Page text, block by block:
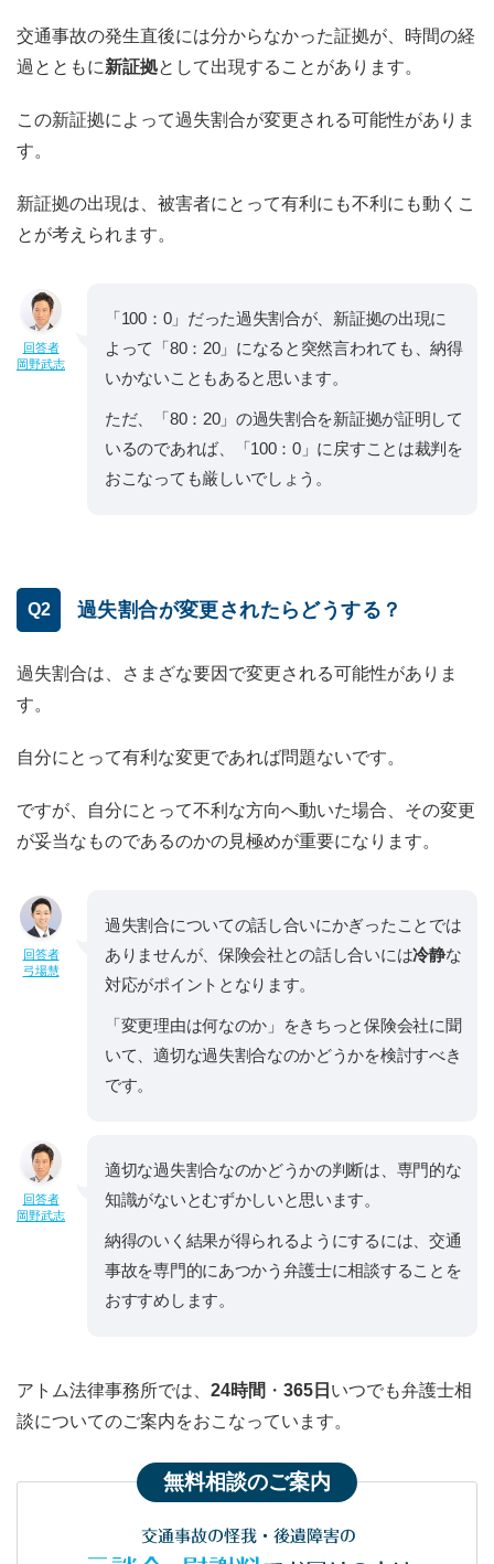
交通事故の発生直後には分からなかった証拠が、時間の経
過とともに新証拠として出現することがあります。
この新証拠によって過失割合が変更される可能性がありま
す。
新証拠の出現は、被害者にとって有利にも不利にも動くこ
とが考えられます。
回答者
岡野武志
「100：0」だった過失割合が、新証拠の出現に
よって「80：20」になると突然言われても、納得
いかないこともあると思います。
ただ、「80：20」の過失割合を新証拠が証明して
いるのであれば、「100：0」に戻すことは裁判を
おこなっても厳しいでしょう。
Q2 過失割合が変更されたらどうする？
過失割合は、さまざな要因で変更される可能性がありま
す。
自分にとって有利な変更であれば問題ないです。
ですが、自分にとって不利な方向へ動いた場合、その変更
が妥当なものであるのかの見極めが重要になります。
回答者
弓場慧
過失割合についての話し合いにかぎったことでは
ありませんが、保険会社との話し合いには冷静な
対応がポイントとなります。
「変更理由は何なのか」をきちっと保険会社に聞
いて、適切な過失割合なのかどうかを検討すべき
です。
回答者
岡野武志
適切な過失割合なのかどうかの判断は、専門的な
知識がないとむずかしいと思います。
納得のいく結果が得られるようにするには、交通
事故を専門的にあつかう弁護士に相談することを
おすすめします。
アトム法律事務所では、 24時間 ・ 365日 いつでも弁護士相
談についてのご案内をおこなっています。
無料相談のご案内
交通事故の怪我・後遺障害の